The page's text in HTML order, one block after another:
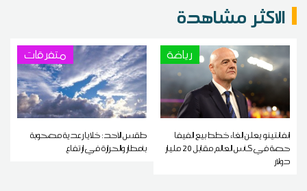
الاكثر مشاهدة
رياضة
إنفانتينو يعلن إلغاء خطط بيع الفيفا
حصة في كأس العالم مقابل 20 مليار
دولار
متفرقات
طقس الأحد: خلايا رعدية مصحوبة
بأمطار والحرارة في ارتفاع